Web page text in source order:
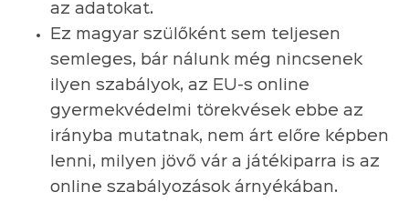
az adatokat.
Ez magyar szülőként sem teljesen
semleges, bár nálunk még nincsenek
ilyen szabályok, az EU-s online
gyermekvédelmi törekvések ebbe az
irányba mutatnak, nem árt előre képben
lenni, milyen jövő vár a játékiparra is az
online szabályozások árnyékában.